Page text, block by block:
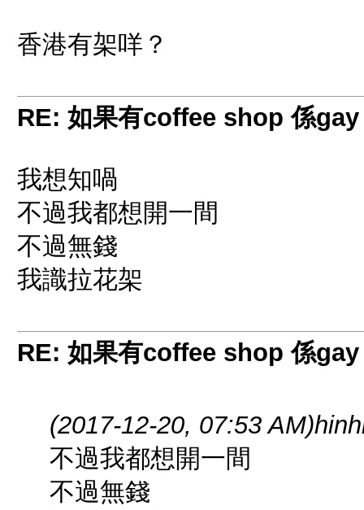
香港有架咩？
RE: 如果有coffee shop 係
我想知喎
不過我都想開一間
不過無錢
我識拉花架
RE: 如果有coffee shop 係
(2017-12-20, 07:53 AM)
不過我都想開一間
不過無錢